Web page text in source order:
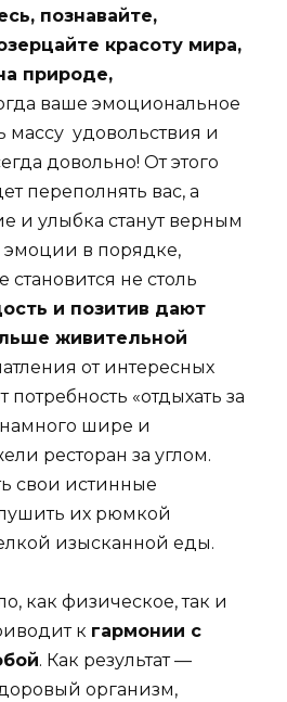
познавайте,
красоту мира,
природе,
ваше эмоциональное
массу удовольствия и
довольно! От этого
переполнять вас, а
и улыбка станут верным
эмоции в порядке,
становится не столь
и позитив дают
живительной
от интересных
«отдыхать за
шире и
ресторан за углом.
свои истинные
их рюмкой
изысканной еды.
как физическое, так и
к гармонии с
. Как результат —
организм,